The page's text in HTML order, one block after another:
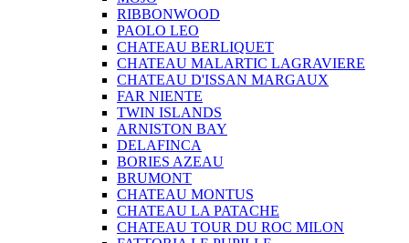
RIBBONWOOD
PAOLO LEO
CHATEAU BERLIQUET
CHATEAU MALARTIC LAGRAVIERE
CHATEAU D'ISSAN MARGAUX
FAR NIENTE
TWIN ISLANDS
ARNISTON BAY
DELAFINCA
BORIES AZEAU
BRUMONT
CHATEAU MONTUS
CHATEAU LA PATACHE
CHATEAU TOUR DU ROC MILON